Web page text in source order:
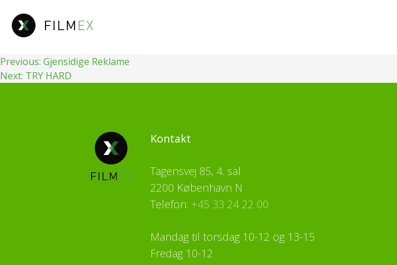
indhold
Indlægsnavigation
Previous: Gjensidige Reklame
Next: TRY HARD
Kontakt
Tagensvej 85, 4. sal
2200 København N
Telefon: +45 33 24 22 00
Mandag til torsdag 10-12 og 13-15
Fredag 10-12